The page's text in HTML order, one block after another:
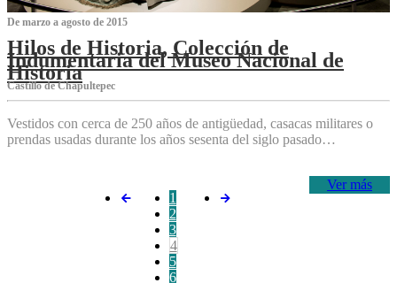
De marzo a agosto de 2015
Hilos de Historia, Colección de
Indumentaria del Museo Nacional de
Historia
Castillo de Chapultepec
Vestidos con cerca de 250 años de antigüedad, casacas militares o
prendas usadas durante los años sesenta del siglo pasado…
Ver más
1
2
3
4
5
6